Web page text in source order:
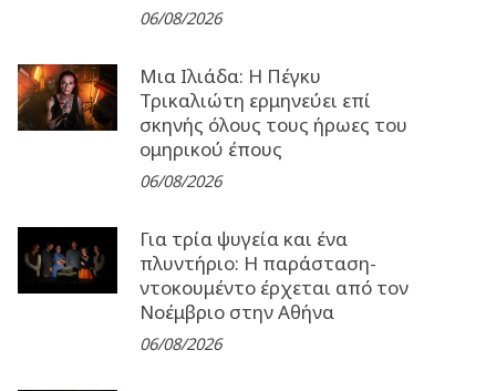
06/08/2026
Μια Ιλιάδα: H Πέγκυ
Τρικαλιώτη ερμηνεύει επί
σκηνής όλους τους ήρωες του
ομηρικού έπους
06/08/2026
Για τρία ψυγεία και ένα
πλυντήριο: Η παράσταση-
ντοκουμέντο έρχεται από τον
Νοέμβριο στην Αθήνα
06/08/2026